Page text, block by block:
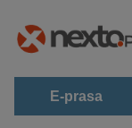
E-prasa